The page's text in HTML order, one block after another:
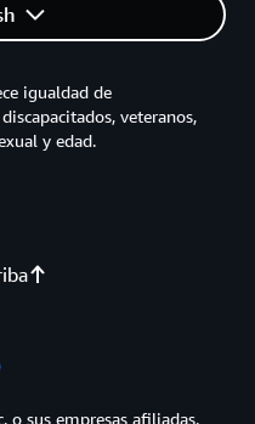
igualdad de
veteranos,
y edad.
o sus empresas afiliadas.